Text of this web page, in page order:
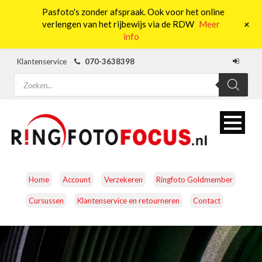
Klantenservice
070-3638398
Producten
zoeken
Home Account Verzekeren Ringfoto Goldmember
Cursussen Klantenservice en retourneren Contact
CAMERA’S OBJECTIEVEN ACCESSOIRES
Pasfoto's zonder afspraak. Ook voor het online
verlengen van het rijbewijs via de RDW Meer
info
+